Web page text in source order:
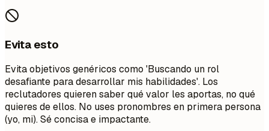
Evita esto
Evita objetivos genéricos como 'Buscando un rol
desafiante para desarrollar mis habilidades'. Los
reclutadores quieren saber qué valor les aportas, no qué
quieres de ellos. No uses pronombres en primera persona
(yo, mi). Sé concisa e impactante.